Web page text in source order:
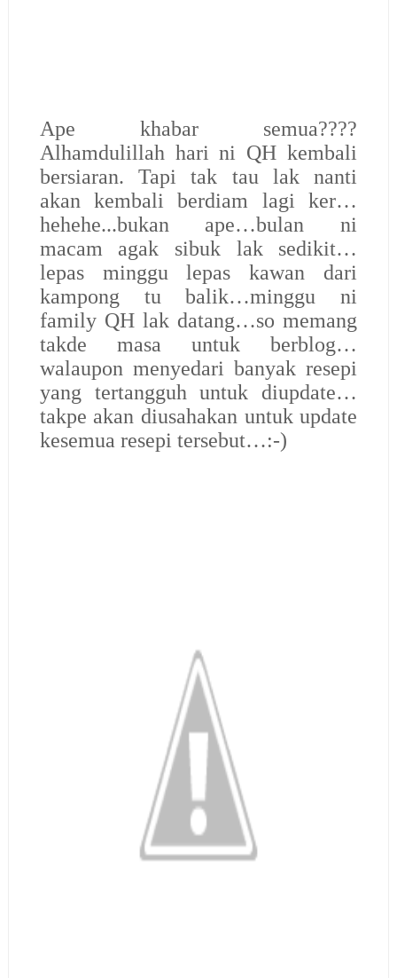
Ape khabar semua????
Alhamdulillah hari ni QH kembali
bersiaran. Tapi tak tau lak nanti
akan kembali berdiam lagi ker…
hehehe...bukan ape…bulan ni
macam agak sibuk lak sedikit…
lepas minggu lepas kawan dari
kampong tu balik…minggu ni
family QH lak datang…so memang
takde masa untuk berblog…
walaupon menyedari banyak resepi
yang tertangguh untuk diupdate…
takpe akan diusahakan untuk update
kesemua resepi tersebut…:-)